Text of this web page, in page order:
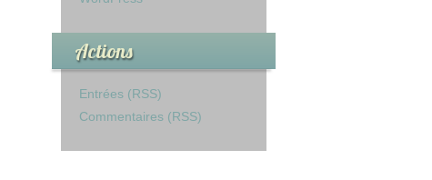
Actions
Entrées (RSS)
Commentaires (RSS)